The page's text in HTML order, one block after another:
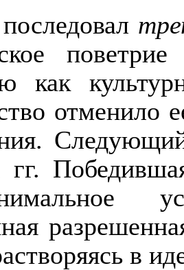
как
отменило
гг.
в